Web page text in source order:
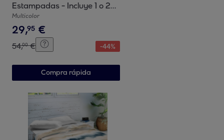
Estampadas - Incluye 1 o 2
Fundas de Almohada - 100%
Algodón - Ocean Blue
Multicolor
29,95 €
54,00 € -44%
Compra rápida